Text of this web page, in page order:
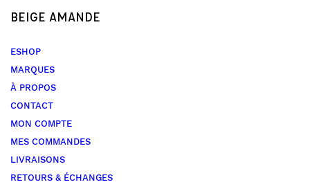
BEIGE AMANDE
ESHOP
MARQUES
À PROPOS
CONTACT
MON COMPTE
MES COMMANDES
LIVRAISONS
RETOURS & ÉCHANGES